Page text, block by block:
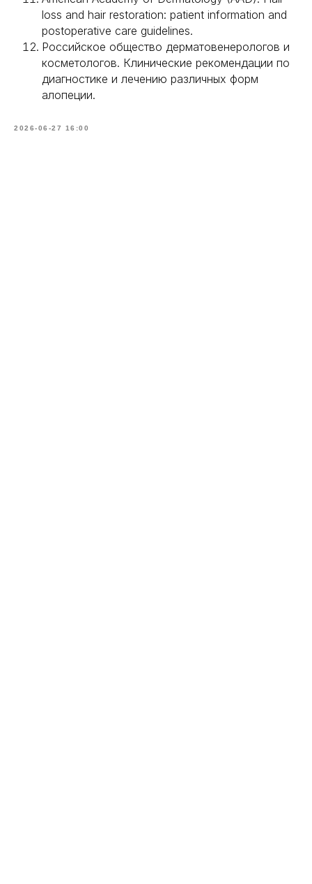
loss and hair restoration: patient information and
postoperative care guidelines.
Российское общество дерматовенерологов и
косметологов. Клинические рекомендации по
диагностике и лечению различных форм
алопеции.
2026-06-27 16:00